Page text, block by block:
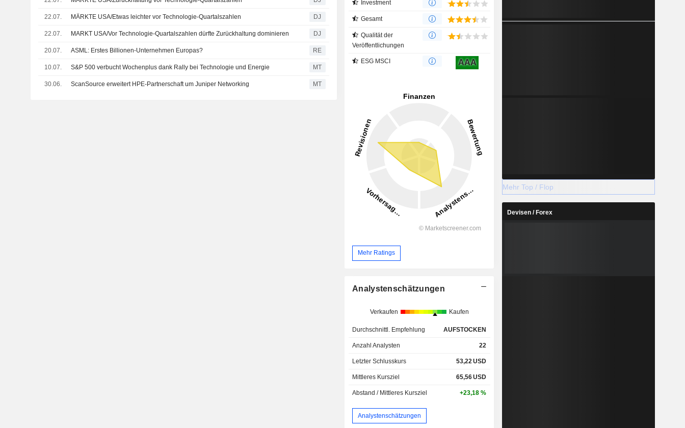
22.07. MÄRKTE USA/Etwas leichter vor Technologie-Quartalszahlen DJ
22.07. MARKT USA/Vor Technologie-Quartalszahlen dürfte Zurückhaltung dominieren DJ
20.07. ASML: Erstes Billionen-Unternehmen Europas? RE
10.07. S&P 500 verbucht Wochenplus dank Rally bei Technologie und Energie MT
30.06. ScanSource erweitert HPE-Partnerschaft um Juniper Networking MT
Investment
Gesamt
Qualität der
Veröffentlichungen
ESG MSCI AAA
Mehr Ratings
Analystenschätzungen
Verkaufen Kaufen
Durchschnittl. Empfehlung AUFSTOCKEN
Anzahl Analysten 22
Letzter Schlusskurs 53,22USD
Mittleres Kursziel 65,56USD
Abstand / Mittleres Kursziel +23,18 %
Analystenschätzungen
Mehr Top / Flop
Devisen / Forex